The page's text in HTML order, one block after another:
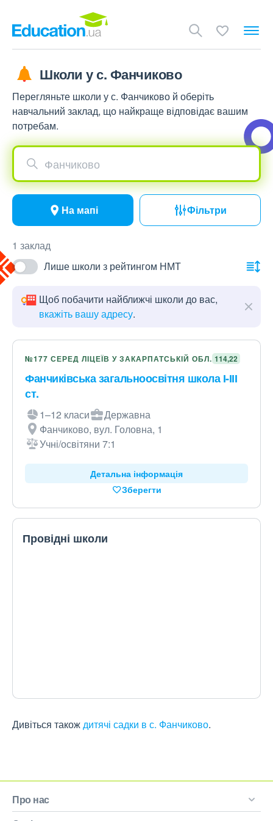
Школи у с. Фанчиково
Перегляньте школи у с. Фанчиково й оберіть
навчальний заклад, що найкраще відповідає вашим
потребам.
Фанчиково
На мапі Фільтри
1 заклад
Лише школи з рейтингом НМТ
Щоб побачити найближчі школи до вас,
вкажіть вашу адресу.
№177 СЕРЕД ЛІЦЕЇВ У ЗАКАРПАТСЬКІЙ ОБЛ. 114,22
Фанчиківська загальноосвітня школа І-ІІІ
ст.
1–12 класи
Державна
Фанчиково, вул. Головна, 1
Учні/освітяни 7:1
Детальна інформація
Зберегти
Провідні школи
Дивіться такождитячі садки в с. Фанчиково.
Про нас